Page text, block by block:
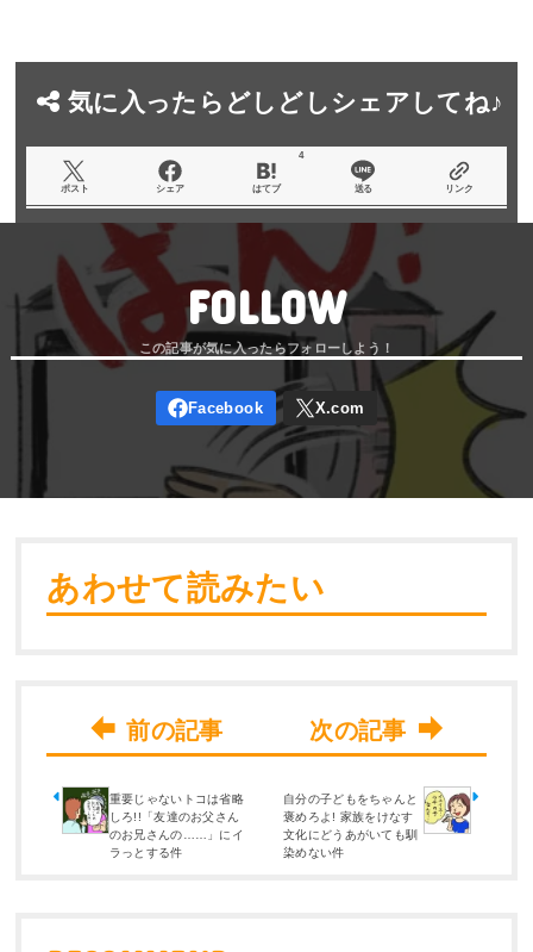
気に入ったらどしどしシェアしてね♪
ポスト シェア はてブ
4
送る リンク
FOLLOW
あわせて読みたい
重要じゃないトコは省略
しろ!!「友達のお父さん
のお兄さんの……」にイ
ラっとする件
自分の子どもをちゃんと
褒めろよ! 家族をけなす
文化にどうあがいても馴
染めない件